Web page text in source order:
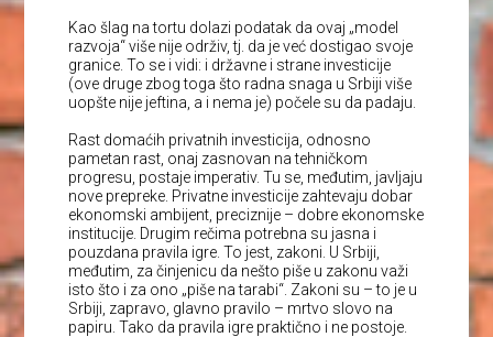
Kao šlag na tortu dolazi podatak da ovaj „model
razvoja“ više nije održiv, tj. da je već dostigao svoje
granice. To se i vidi: i državne i strane investicije
(ove druge zbog toga što radna snaga u Srbiji više
uopšte nije jeftina, a i nema je) počele su da padaju.
Rast domaćih privatnih investicija, odnosno
pametan rast, onaj zasnovan na tehničkom
progresu, postaje imperativ. Tu se, međutim, javljaju
nove prepreke. Privatne investicije zahtevaju dobar
ekonomski ambijent, preciznije – dobre ekonomske
institucije. Drugim rečima potrebna su jasna i
pouzdana pravila igre. To jest, zakoni. U Srbiji,
međutim, za činjenicu da nešto piše u zakonu važi
isto što i za ono „piše na tarabi“. Zakoni su – to je u
Srbiji, zapravo, glavno pravilo – mrtvo slovo na
papiru. Tako da pravila igre praktično i ne postoje.